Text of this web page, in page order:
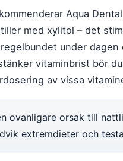
Aqua
med xylitol – det
under
vitaminbrist bör
av vissa
ovanligare orsak till
extremdieter och